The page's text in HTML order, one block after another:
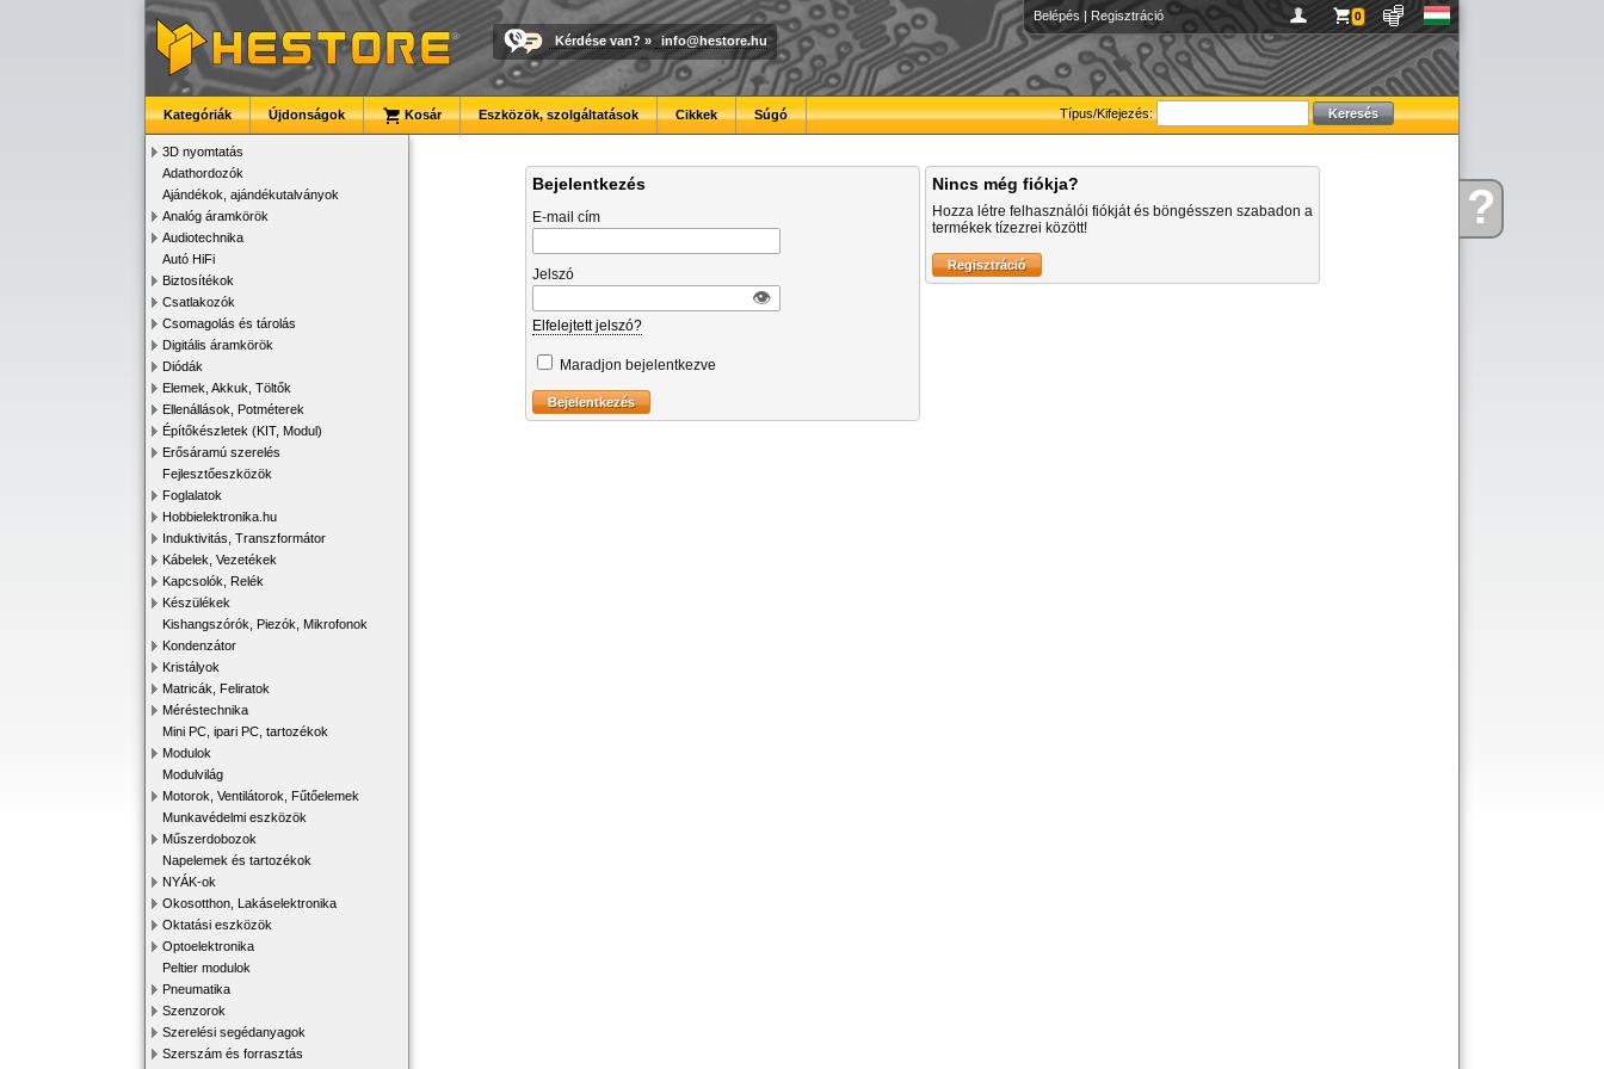
Kérdése?
Belépés | Regisztráció 0
Kérdése van? » info@hestore.hu
Típus/Kifejezés:
Kategóriák Újdonságok Kosár Eszközök, szolgáltatások Cikkek Súgó
3D nyomtatás
Adathordozók
Ajándékok, ajándékutalványok
Analóg áramkörök
Audiotechnika
Autó HiFi
Biztosítékok
Csatlakozók
Csomagolás és tárolás
Digitális áramkörök
Diódák
Elemek, Akkuk, Töltők
Ellenállások, Potméterek
Építőkészletek (KIT, Modul)
Erősáramú szerelés
Fejlesztőeszközök
Foglalatok
Hobbielektronika.hu
Induktivitás, Transzformátor
Kábelek, Vezetékek
Kapcsolók, Relék
Készülékek
Kishangszórók, Piezók, Mikrofonok
Kondenzátor
Kristályok
Matricák, Feliratok
Méréstechnika
Mini PC, ipari PC, tartozékok
Modulok
Modulvilág
Motorok, Ventilátorok, Fűtőelemek
Munkavédelmi eszközök
Műszerdobozok
Napelemek és tartozékok
NYÁK-ok
Okosotthon, Lakáselektronika
Oktatási eszközök
Optoelektronika
Peltier modulok
Pneumatika
Szenzorok
Szerelési segédanyagok
Szerszám és forrasztás
Bejelentkezés
E-mail cím
Jelszó
👁︎
Elfelejtett jelszó?
Maradjon bejelentkezve
Nincs még fiókja?
Hozza létre felhasználói fiókját és böngésszen szabadon a
termékek tízezrei között!